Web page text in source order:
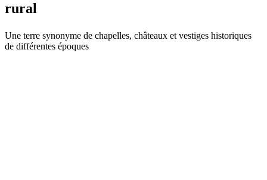
rural
Une terre synonyme de chapelles, châteaux et vestiges historiques
de différentes époques